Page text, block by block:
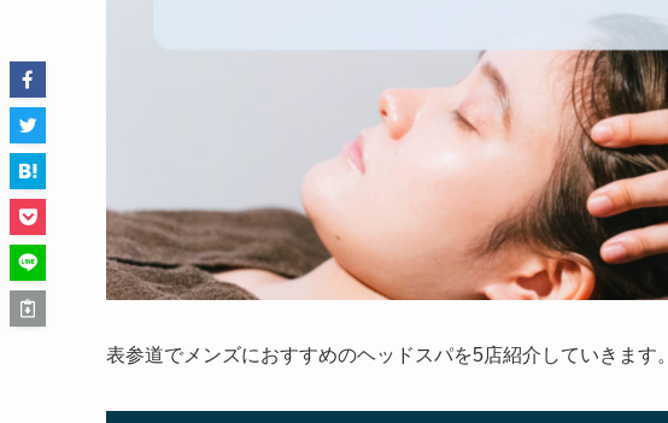
表参道でメンズにおすすめのヘッドスパを5店紹介していきます。